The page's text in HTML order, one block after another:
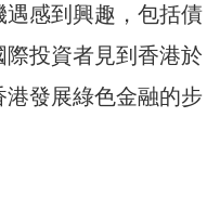
感到興趣，包括債
投資者見到香港於
發展綠色金融的步